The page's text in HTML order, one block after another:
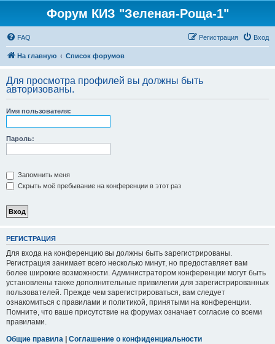
Форум КИЗ "Зеленая-Роща-1"
FAQ Вход
Регистрация
На главную Список форумов
Для просмотра профилей вы должны быть
авторизованы.
Имя пользователя:
Пароль:
Запомнить меня
Скрыть моё пребывание на конференции в этот раз
РЕГИСТРАЦИЯ
Для входа на конференцию вы должны быть зарегистрированы.
Регистрация занимает всего несколько минут, но предоставляет вам
более широкие возможности. Администратором конференции могут быть
установлены также дополнительные привилегии для зарегистрированных
пользователей. Прежде чем зарегистрироваться, вам следует
ознакомиться с правилами и политикой, принятыми на конференции.
Помните, что ваше присутствие на форумах означает согласие со всеми
правилами.
Общие правила | Соглашение о конфиденциальности